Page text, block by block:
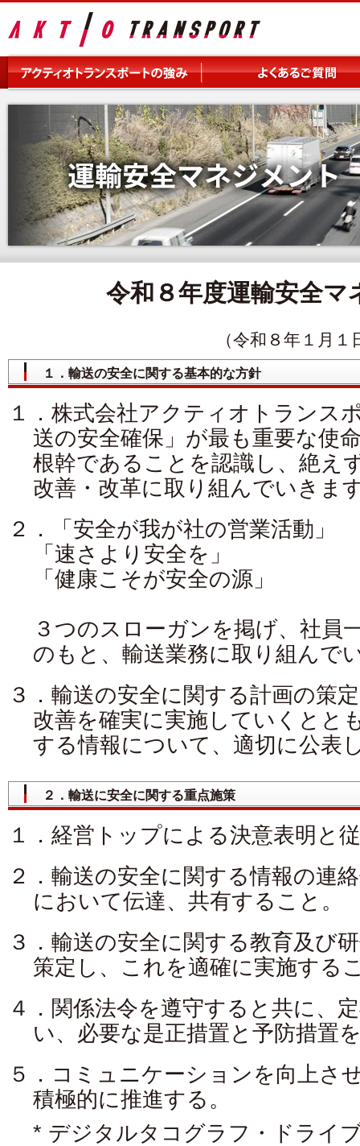
令和８年度運輸安全マ
（令和８年１月
１．輸送の安全に関する基本的な方針
１．株式会社アクティオトランス
送の安全確保」が最も重要な使
根幹であることを認識し、絶え
改善・改革に取り組んでいきま
２．「安全が我が社の営業活動」
「速さより安全を」
「健康こそが安全の源」
３つのスローガンを掲げ、社員
のもと、輸送業務に取り組んで
３．輸送の安全に関する計画の策
改善を確実に実施していくとと
する情報について、適切に公表
２．輸送に安全に関する重点施策
１．経営トップによる決意表明と
２．輸送の安全に関する情報の連
において伝達、共有すること。
３．輸送の安全に関する教育及び
策定し、これを適確に実施する
４．関係法令を遵守すると共に、
い、必要な是正措置と予防措置
５．コミュニケーションを向上さ
積極的に推進する。
* デジタルタコグラフ・ドライ